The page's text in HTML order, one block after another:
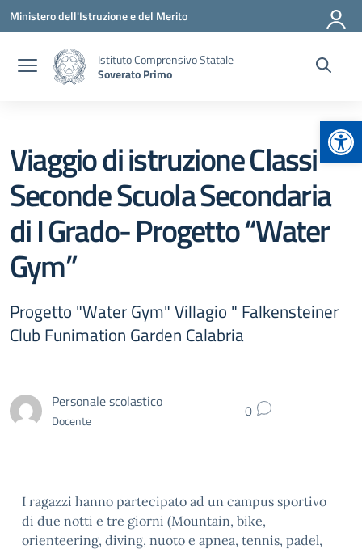
Vai ai contenuti
Vai al menu di navigazione
Vai al footer
Ministero dell'Istruzione e del Merito
Istituto Comprensivo Statale
Soverato Primo
Viaggio di istruzione Classi
Seconde Scuola Secondaria
di I Grado- Progetto “Water
Gym”
Progetto "Water Gym" Villagio " Falkensteiner
Club Funimation Garden Calabria
Personale scolastico
Docente 0
I ragazzi hanno partecipato ad un campus sportivo
di due notti e tre giorni (Mountain, bike,
orienteering, diving, nuoto e apnea, tennis, padel,